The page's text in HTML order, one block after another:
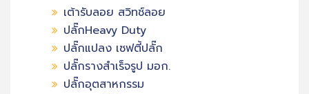
เต้ารับลอย สวิทช์ลอย
ปลั๊กHeavy Duty
ปลั๊กแปลง เซฟตี้ปลั๊ก
ปลั๊กรางสำเร็จรูป มอก.
ปลั๊กอุตสาหกรรม